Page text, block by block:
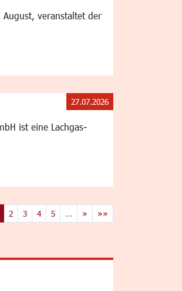
August, veranstaltet der
ist eine Lachgas-
27.07.2026
2 3 4 5 ... » »»